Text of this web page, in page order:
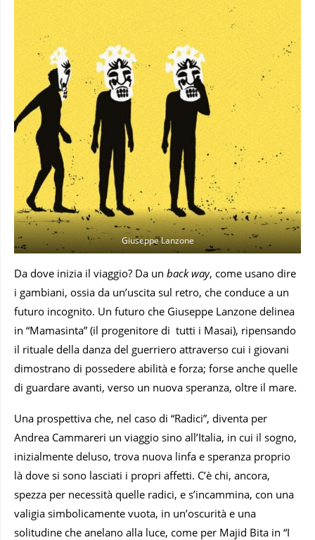
Giuseppe Lanzone
Da dove inizia il viaggio? Da un back way, come usano dire
i gambiani, ossia da un’uscita sul retro, che conduce a un
futuro incognito. Un futuro che Giuseppe Lanzone delinea
in “Mamasinta” (il progenitore di tutti i Masai), ripensando
il rituale della danza del guerriero attraverso cui i giovani
dimostrano di possedere abilità e forza; forse anche quelle
di guardare avanti, verso un nuova speranza, oltre il mare.
Una prospettiva che, nel caso di “Radici”, diventa per
Andrea Cammareri un viaggio sino all’Italia, in cui il sogno,
inizialmente deluso, trova nuova linfa e speranza proprio
là dove si sono lasciati i propri affetti. C’è chi, ancora,
spezza per necessità quelle radici, e s’incammina, con una
valigia simbolicamente vuota, in un’oscurità e una
solitudine che anelano alla luce, come per Majid Bita in “I